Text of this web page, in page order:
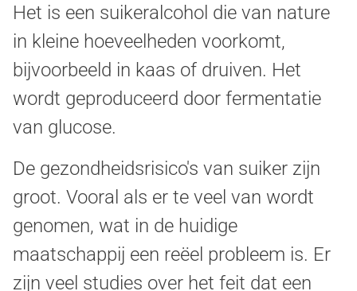
Het is een suikeralcohol die van nature
in kleine hoeveelheden voorkomt,
bijvoorbeeld in kaas of druiven. Het
wordt geproduceerd door fermentatie
van glucose.
De gezondheidsrisico's van suiker zijn
groot. Vooral als er te veel van wordt
genomen, wat in de huidige
maatschappij een reëel probleem is. Er
zijn veel studies over het feit dat een